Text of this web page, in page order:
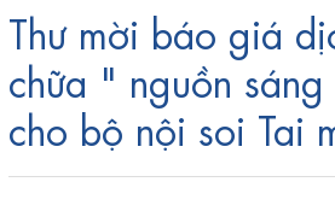
Thư mời báo giá
chữa " nguồn
cho bộ nội soi Tai